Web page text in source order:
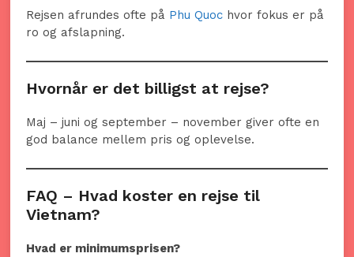
Rejsen afrundes ofte på Phu Quoc hvor fokus er på
ro og afslapning.
Hvornår er det billigst at rejse?
Maj – juni og september – november giver ofte en
god balance mellem pris og oplevelse.
FAQ – Hvad koster en rejse til
Vietnam?
Hvad er minimumsprisen?